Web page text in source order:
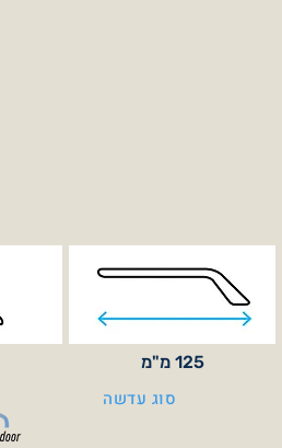
125 מ"מ
סוג עדשה